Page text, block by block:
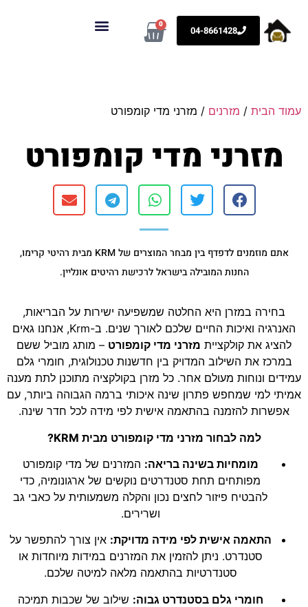
04-8661428
0
עמוד הבית / מזרנים / מזרני מדי קומפורט
מזרני מדי קומפורט
אתם מוזמנים לדפדף בין מבחר המוצרים של KRM מבית רהיטי קרימו,
החנות המובילה בישראל לרכישת רהיטים אונליין.
בחירה במזרן היא החלטה שמשפיעה ישירות על הבריאות,
האנרגיה ואיכות החיים שלכם לאורך שנים. ב-Krm, אנחנו גאים
להציג את קולקציית מזרני מדי קומפורט – מותג מוביל ששם
במרכז את השילוב המדויק בין חדשנות טכנולוגית, חומרי גלם
עמידים ונוחות מעולם אחר. כל מזרן בקולקציה מתוכנן לתת מענה
אמיתי למי שמחפש פתרון שינה איכותי ברמה הגבוהה ביותר, עם
אפשרות להזמנה בהתאמה אישית לפי מידה לכל חדר שינה.
למה לבחור מזרני מדי קומפורט מבית KRM?
מומחיות בשינה בריאה: המזרנים של מדי קומפורט
מפותחים תחת סטנדרטים נוקשים של ארגונומיה, כדי
להבטיח פיזור לחצים נכון והקלה משמעותית על כאבי גב
ושרירים.
התאמה אישית לפי מידה מדויקת: אין צורך להתפשר על
סטנדרט. ניתן להזמין את המזרנים במידות מיוחדות או
סטנדרטיות בהתאמה מלאה למיטה שלכם.
חומרי גלם בסטנדרט גבוה: שילוב של שכבות תמיכה